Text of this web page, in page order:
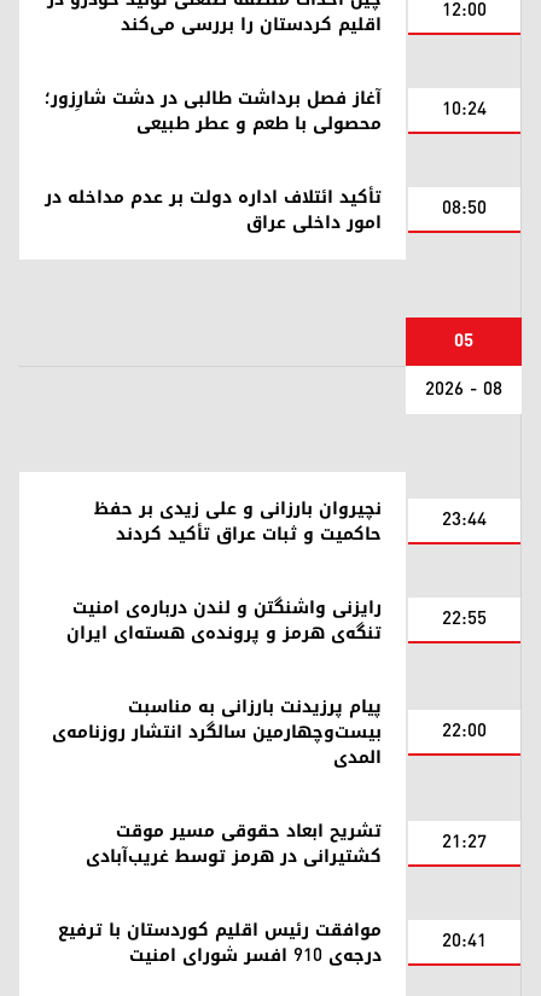
12:00 اقلیم کردستان را بررسی می‌کند
10:24 آغاز فصل برداشت طالبی در دشت شارِزور؛
محصولی با طعم و عطر طبیعی
08:50 تأکید ائتلاف اداره دولت بر عدم مداخله در
امور داخلی عراق
05
08 - 2026
23:44 نچیروان بارزانی و علی زیدی بر حفظ
حاکمیت و ثبات عراق تأکید کردند
22:55 رایزنی واشنگتن و لندن درباره‌ی امنیت
تنگه‌ی هرمز و پرونده‌ی هسته‌ای ایران
22:00
پیام پرزیدنت بارزانی به مناسبت
بیست‌وچهارمین سالگرد انتشار روزنامه‌ی
المدی
21:27 تشریح ابعاد حقوقی مسیر موقت
کشتیرانی در هرمز توسط غریب‌آبادی
20:41 موافقت رئیس اقلیم کوردستان با ترفیع
درجه‌ی ۹۱۰ افسر شورای امنیت